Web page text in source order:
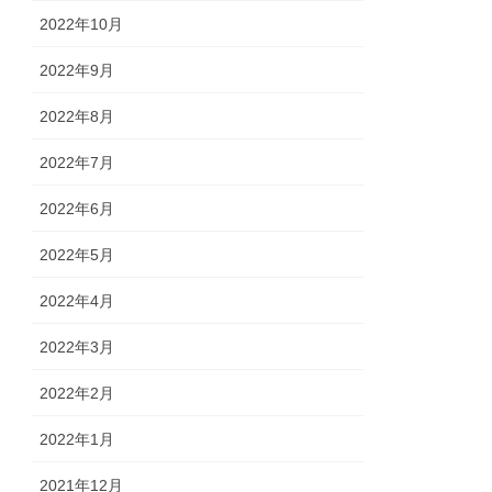
2022年10月
2022年9月
2022年8月
2022年7月
2022年6月
2022年5月
2022年4月
2022年3月
2022年2月
2022年1月
2021年12月